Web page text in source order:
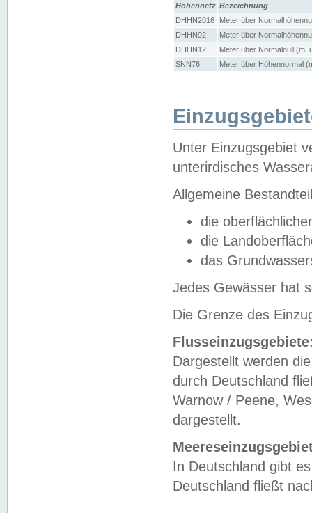
Höhennetz Bezeichnung
DHHN2016
Meter über
DHHN92
Meter über
DHHN12
Meter über Normalnull (m.
SNN76
Meter über Höhennormal
Unter Einzugsgebiet
unterirdisches
Allgemeine
die
die
das
Jedes Gewässer hat
Die Grenze des
Dargestellt werden
durch Deutschland
Warnow / Peene,
dargestellt.
In Deutschland gibt
Deutschland fließt